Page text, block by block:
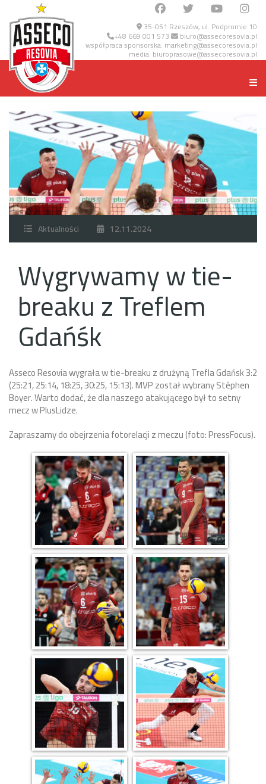
35-051 Rzeszów, ul. Podpromie 10
+48 669 001 573 biuro@assecoresovia.pl
współpraca sponsorska: marketing@assecoresovia.pl
media: biuroprasowe@assecoresovia.pl
Aktualności 12.11.2024
Wygrywamy w tie-
breaku z Treflem
Gdańśk
Asseco Resovia wygrała w tie-breaku z drużyną Trefla Gdańsk 3:2
(25:21, 25:14, 18:25, 30:25, 15:13). MVP został wybrany Stéphen
Boyer. Warto dodać, że dla naszego atakującego był to setny
mecz w PlusLidze.
Zapraszamy do obejrzenia fotorelacji z meczu (foto: PressFocus).